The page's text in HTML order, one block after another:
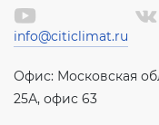
info@citiclimat.ru
Офис: Московская
25А, офис 63